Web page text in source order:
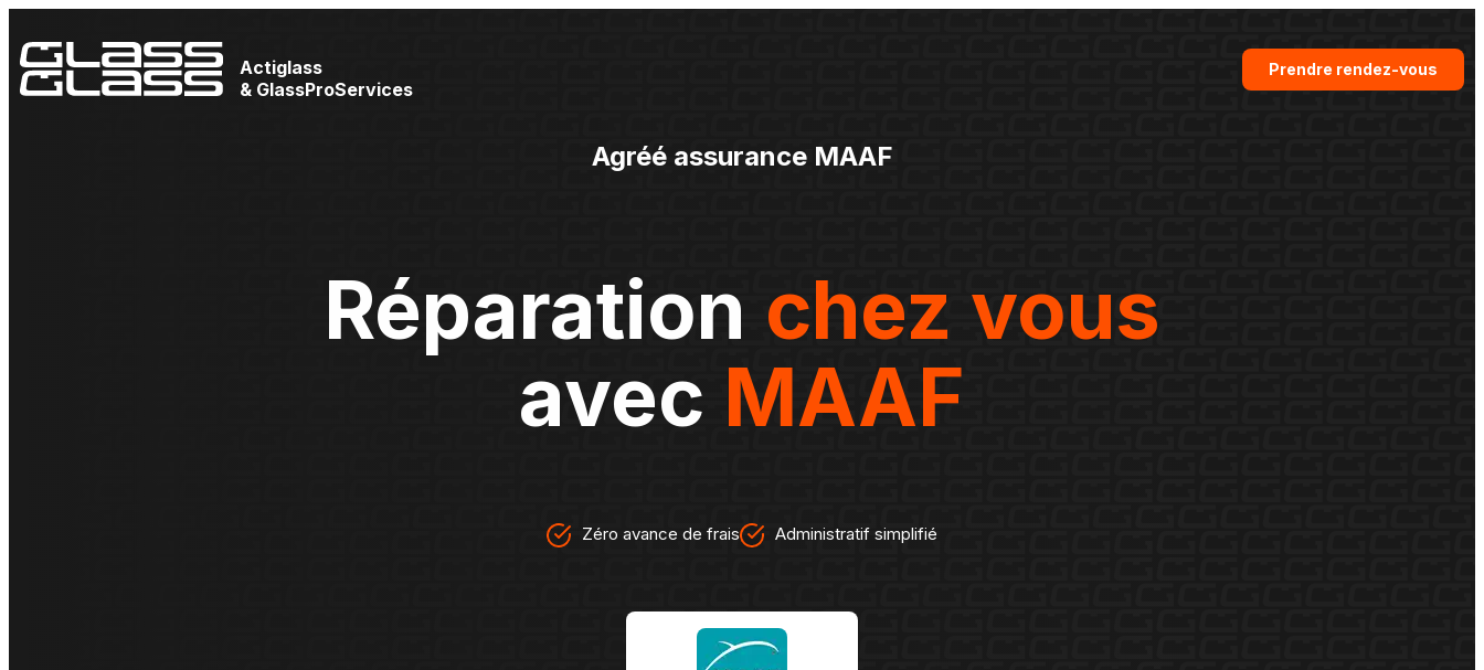
Actiglass
& GlassProServices
Prendre rendez-vous
Agréé assurance MAAF
Réparation chez vous
avec MAAF
Zéro avance de frais Administratif simplifié